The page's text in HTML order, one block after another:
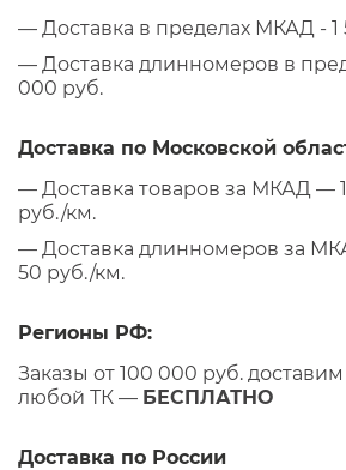
— Доставка в пределах МКАД - 1
— Доставка длинномеров в
000 руб.
Доставка по Московской
— Доставка товаров за МКАД —
руб./км.
— Доставка длинномеров за
50 руб./км.
Регионы РФ:
Заказы от 100 000 руб.
любой ТК — БЕСПЛАТНО
Доставка по России